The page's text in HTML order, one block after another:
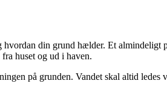
din grund hælder. Et almindeligt
huset og ud i haven.
på grunden. Vandet skal altid